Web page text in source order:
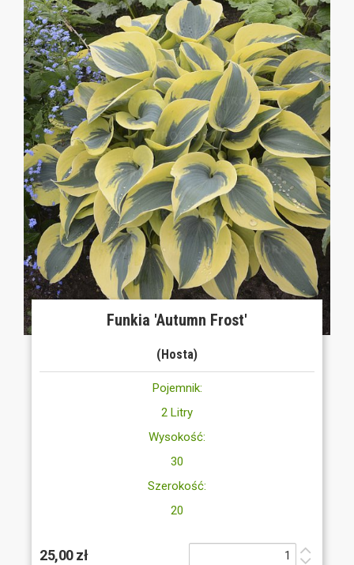
Funkia 'Autumn Frost'
(Hosta)
Pojemnik:
2 Litry
Wysokość:
30
Szerokość:
20
25,00 zł